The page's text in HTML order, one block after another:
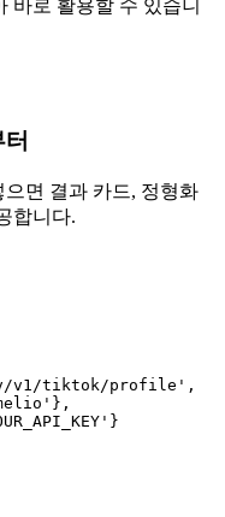
바로 활용할 수 있습니
면 결과 카드, 정형화
합니다.
v1/tiktok/profile',